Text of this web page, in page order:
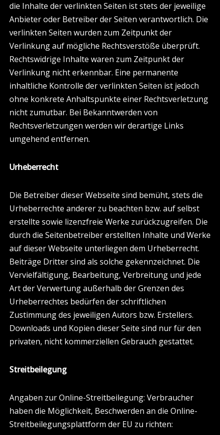
die Inhalte der verlinkten Seiten ist stets der jeweilige
Anbieter oder Betreiber der Seiten verantwortlich. Die
verlinkten Seiten wurden zum Zeitpunkt der
Verlinkung auf mögliche Rechtsverstöße überprüft.
Rechtswidrige Inhalte waren zum Zeitpunkt der
Verlinkung nicht erkennbar. Eine permanente
inhaltliche Kontrolle der verlinkten Seiten ist jedoch
ohne konkrete Anhaltspunkte einer Rechtsverletzung
nicht zumutbar. Bei Bekanntwerden von
Rechtsverletzungen werden wir derartige Links
umgehend entfernen.
Urheberrecht
Die Betreiber dieser Webseite sind bemüht, stets die
Urheberrechte anderer zu beachten bzw. auf selbst
erstellte sowie lizenzfreie Werke zurückzugreifen. Die
durch die Seitenbetreiber erstellten Inhalte und Werke
auf dieser Webseite unterliegen dem Urheberrecht.
Beiträge Dritter sind als solche gekennzeichnet. Die
Vervielfältigung, Bearbeitung, Verbreitung und jede
Art der Verwertung außerhalb der Grenzen des
Urheberrechtes bedürfen der schriftlichen
Zustimmung des jeweiligen Autors bzw. Erstellers.
Downloads und Kopien dieser Seite sind nur für den
privaten, nicht kommerziellen Gebrauch gestattet.
Streitbeilegung
Angaben zur Online-Streitbeilegung: Verbraucher
haben die Möglichkeit, Beschwerden an die Online-
Streitbeilegungsplattform der EU zu richten: